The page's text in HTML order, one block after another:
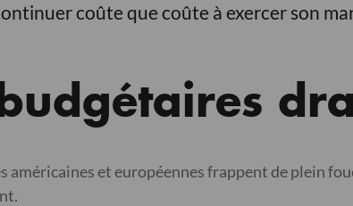
coûte que coûte à exercer son
budgétaires
américaines et européennes frappent de plein